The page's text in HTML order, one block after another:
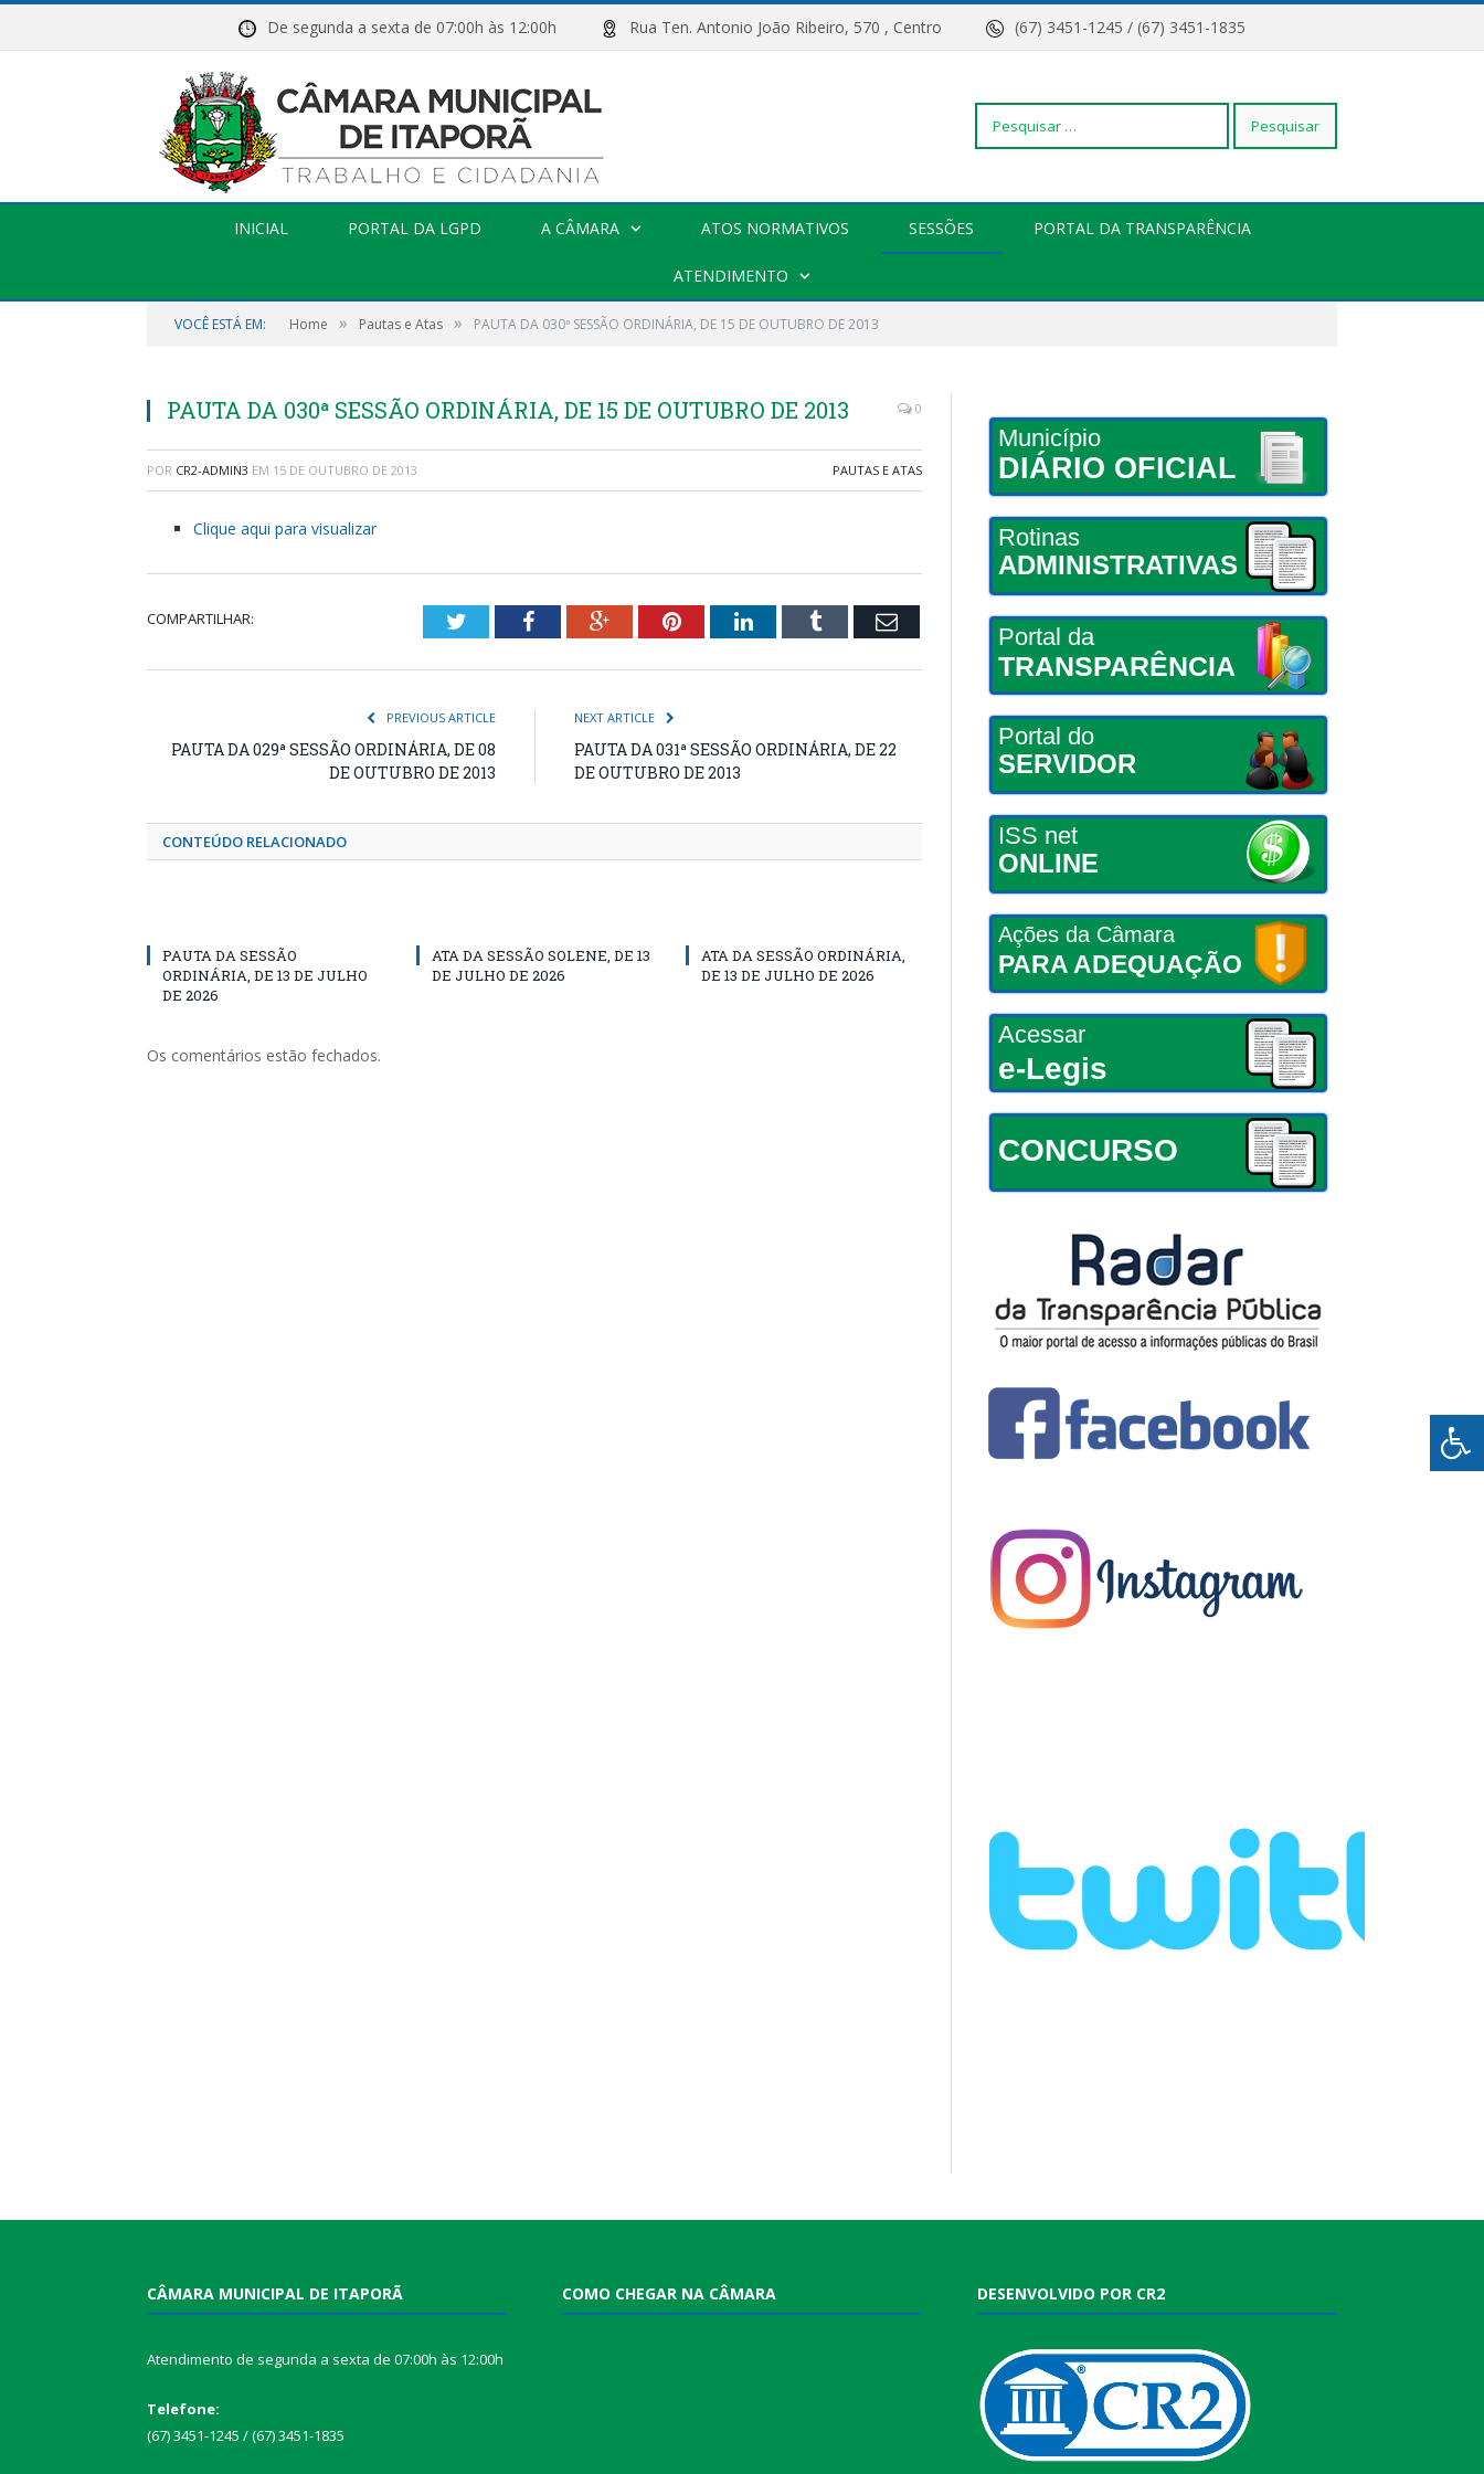
De segunda a sexta de 07:00h às 12:00h Rua Ten. Antonio João Ribeiro, 570 , Centro (67) 3451-1245 / (67) 3451-1835
Pesquisar
INICIAL PORTAL DA LGPD A CÂMARA ATOS NORMATIVOS SESSÕES PORTAL DA TRANSPARÊNCIA
ATENDIMENTO
VOCÊ ESTÁ EM: Home » Pautas e Atas » PAUTA DA 030ª SESSÃO ORDINÁRIA, DE 15 DE OUTUBRO DE 2013
PAUTA DA 030ª SESSÃO ORDINÁRIA, DE 15 DE OUTUBRO DE 2013 0
POR CR2-ADMIN3 EM 15 DE OUTUBRO DE 2013 PAUTAS E ATAS
Clique aqui para visualizar
COMPARTILHAR: TwitterFacebookGoogle+PinterestLinkedInTumblr Email
PREVIOUS ARTICLE
PAUTA DA 029ª SESSÃO ORDINÁRIA, DE 08
DE OUTUBRO DE 2013
NEXT ARTICLE
PAUTA DA 031ª SESSÃO ORDINÁRIA, DE 22
DE OUTUBRO DE 2013
CONTEÚDO RELACIONADO
PAUTA DA SESSÃO
ORDINÁRIA, DE 13 DE JULHO
DE 2026
ATA DA SESSÃO SOLENE, DE 13
DE JULHO DE 2026
ATA DA SESSÃO ORDINÁRIA,
DE 13 DE JULHO DE 2026
Os comentários estão fechados.
Município
DIÁRIO OFICIAL
Rotinas
ADMINISTRATIVAS
Portal da
TRANSPARÊNCIA
Portal do
SERVIDOR
ISS net
ONLINE
Ações da Câmara
PARA ADEQUAÇÃO
Acessar
e-Legis
CONCURSO
CÂMARA MUNICIPAL DE ITAPORÃ
Atendimento de segunda a sexta de 07:00h às 12:00h
Telefone:
(67) 3451-1245 / (67) 3451-1835
COMO CHEGAR NA CÂMARA DESENVOLVIDO POR CR2